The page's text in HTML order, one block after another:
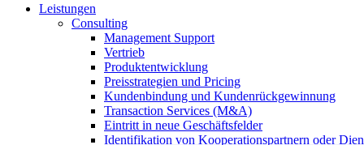
Leistungen
Consulting
Management Support
Vertrieb
Produktentwicklung
Preisstrategien und Pricing
Kundenbindung und Kundenrückgewinnung
Transaction Services (M&A)
Eintritt in neue Geschäftsfelder
Identifikation von Kooperationspartnern oder